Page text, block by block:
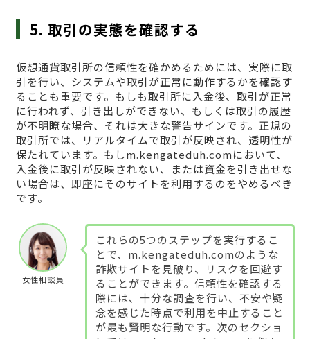
5. 取引の実態を確認する
仮想通貨取引所の信頼性を確かめるためには、実際に取
引を行い、システムや取引が正常に動作するかを確認す
ることも重要です。もしも取引所に入金後、取引が正常
に行われず、引き出しができない、もしくは取引の履歴
が不明瞭な場合、それは大きな警告サインです。正規の
取引所では、リアルタイムで取引が反映され、透明性が
保たれています。もしm.kengateduh.comにおいて、
入金後に取引が反映されない、または資金を引き出せな
い場合は、即座にそのサイトを利用するのをやめるべき
です。
女性相談員
これらの5つのステップを実行するこ
とで、m.kengateduh.comのような
詐欺サイトを見破り、リスクを回避す
ることができます。信頼性を確認する
際には、十分な調査を行い、不安や疑
念を感じた時点で利用を中止すること
が最も賢明な行動です。次のセクショ